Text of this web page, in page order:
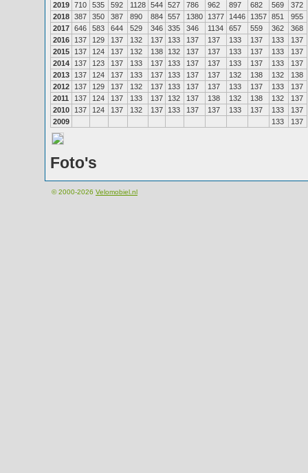
2019 710 535 592 1128 544 527 786 962 897 682 569
372
2018 387 350 387 890 884 557 1380 1377 1446 1357 851
955
2017 646 583 644 529 346 335 346 1134 657 559 362
368
2016
137 129 137 132 137 133 137 137 133 137 133
137
2015
137 124 137 132 138 132 137 137 133 137 133
137
2014
137 123 137 133 137 133 137 137 133 137 133
137
2013
137 124 137 133 137 133 137 137 132 138 132
138
2012
137 129 137 132 137 133 137 137 133 137 133
137
2011
137 124 137 133 137 132 137 138 132 138 132
137
2010
137 124 137 132 137 133 137 137 133 137 133
137
2009
133 137
Foto's
© 2000-2026 Velomobiel.nl